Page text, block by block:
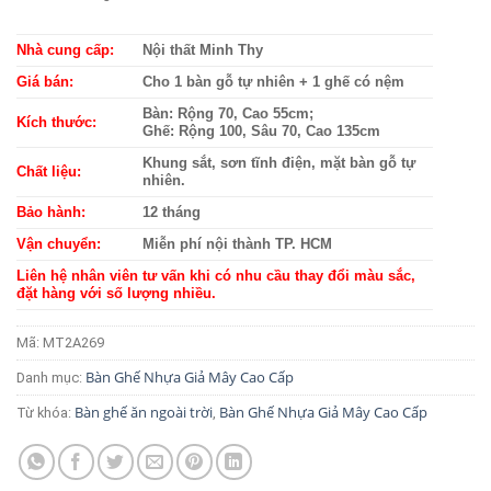
Nhà cung cấp:
Nội thất Minh Thy
Giá bán:
Cho 1 bàn gỗ tự nhiên + 1 ghế có nệm
Kích thước:
Bàn: Rộng 70, Cao 55cm;
Ghế: Rộng 100, Sâu 70, Cao 135cm
Chất liệu:
Khung sắt, sơn tĩnh điện, mặt bàn gỗ tự
nhiên.
Bảo hành:
12 tháng
Vận chuyển:
Miễn phí nội thành TP. HCM
Liên hệ nhân viên tư vấn khi có nhu cầu thay đổi màu sắc,
đặt hàng với số lượng nhiều.
Mã: MT2A269
Danh mục: Bàn Ghế Nhựa Giả Mây Cao Cấp
Từ khóa: Bàn ghế ăn ngoài trời, Bàn Ghế Nhựa Giả Mây Cao Cấp